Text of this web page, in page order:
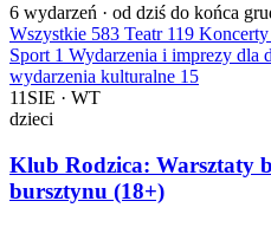
6 wydarzeń · od dziś do końca
Wszystkie 583 Teatr 119 Koncerty
Sport 1 Wydarzenia i imprezy dla
wydarzenia kulturalne 15
11 SIE · WT
dzieci
Klub Rodzica: Warsztaty
bursztynu (18+)